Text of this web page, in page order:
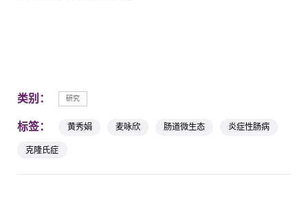
类别： 研究
标签： 黄秀娟 麦咏欣 肠道微生态
炎症性肠病
克隆氏症